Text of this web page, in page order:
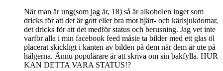
När man är ung(som jag är, 18) så är alkoholen inget som
dricks för att det är gott eller bra mot hjärt- och kärlsjukdomar,
det dricks för att det medför status och berusning. Jag vet inte
varför alla i min facebook feed måste ta bilder med ett glas öl
placerat skickligt i kanten av bilden på dem när dem är ute på
hälgerna. Ännu populärare är att skriva om sin bakfylla. HUR
KAN DETTA VARA STATUS!?